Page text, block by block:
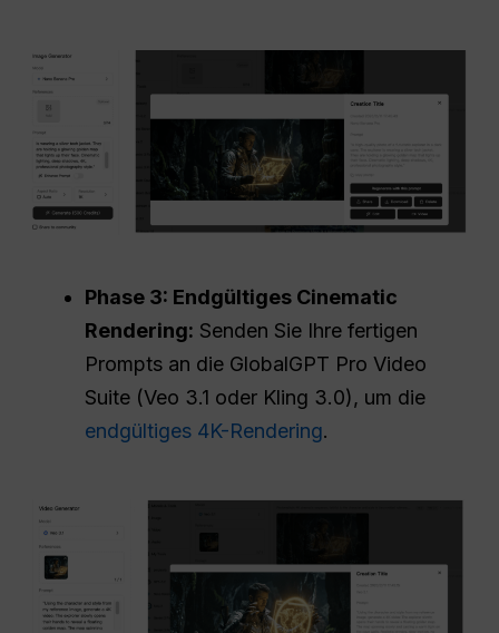
Phase 3: Endgültiges Cinematic
Rendering: Senden Sie Ihre fertigen
Prompts an die GlobalGPT Pro Video
Suite (Veo 3.1 oder Kling 3.0), um die
endgültiges 4K-Rendering.